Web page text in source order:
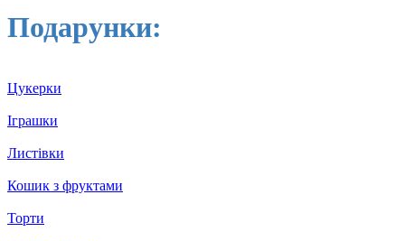
Подарунки:
Цукерки
Іграшки
Листівки
Кошик з фруктами
Торти